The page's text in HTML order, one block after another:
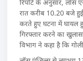
रिपोर्ट के अनुसार, लॉस
रात करीब 10.20 बजे
करते हुए घटना में घायल
गिरफ्तार करने का
विभाग ने कहा है कि